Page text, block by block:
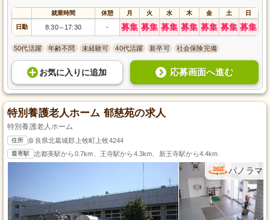
就業時間 休憩 月 火 水 木 金 土 日
日勤 8:30～ 17:30 - 募集 募集 募集 募集 募集 募集 募集
50代活躍 年齢不問 未経験可 40代活躍 新卒可 社会保険完備
お気に入り に追加 応募画面へ進む
特別養護老人ホーム 郁慈苑の求人
特別養護老人ホーム
住所 奈良県北葛城郡上牧町上牧4244
最寄駅 志都美駅から0.7km、王寺駅から4.3km、新王寺駅から4.4km
パノラマ